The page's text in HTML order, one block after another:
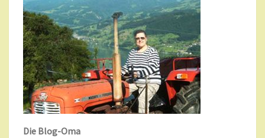
Die Blog-Oma